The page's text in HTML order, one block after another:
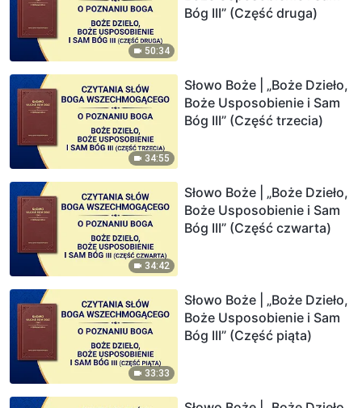
50:34
Bóg III” (Część druga)
34:55
Słowo Boże | „Boże Dzieło,
Boże Usposobienie i Sam
Bóg III” (Część trzecia)
34:42
Słowo Boże | „Boże Dzieło,
Boże Usposobienie i Sam
Bóg III” (Część czwarta)
33:33
Słowo Boże | „Boże Dzieło,
Boże Usposobienie i Sam
Bóg III” (Część piąta)